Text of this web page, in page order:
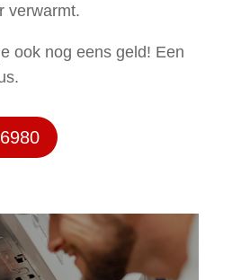
verwarmt.
ook nog eens geld! Een